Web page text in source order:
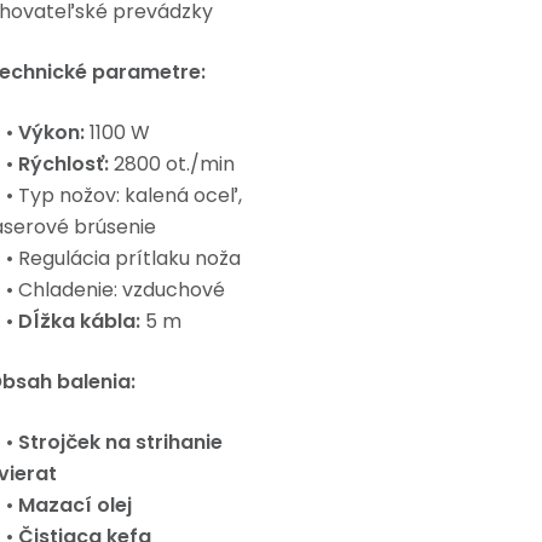
prevádzky
parametre:
• Výkon:1100 W
• Rýchlosť:2800 ot./min
• Typ nožov: kalená oceľ,
brúsenie
• Regulácia prítlaku noža
• Chladenie: vzduchové
• Dĺžka kábla: 5 m
balenia:
• Strojček na strihanie
• Mazací olej